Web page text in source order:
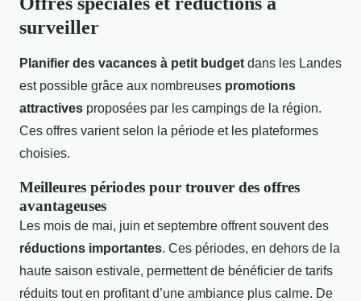
surveiller
Planifier des vacances à petit budget dans les Landes
est possible grâce aux nombreuses promotions
attractives proposées par les campings de la région.
Ces offres varient selon la période et les plateformes
choisies.
Meilleures périodes pour trouver des offres
avantageuses
Les mois de mai, juin et septembre offrent souvent des
réductions importantes. Ces périodes, en dehors de la
haute saison estivale, permettent de bénéficier de tarifs
réduits tout en profitant d’une ambiance plus calme. De